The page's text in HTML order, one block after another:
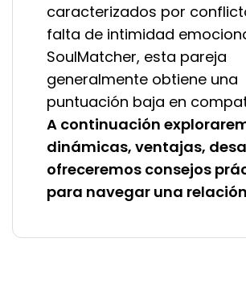
caracterizados por
falta de intimidad
SoulMatcher, esta pareja
generalmente obtiene una
puntuación baja en
A continuación
dinámicas, ventajas,
ofreceremos consejos
para navegar una relación